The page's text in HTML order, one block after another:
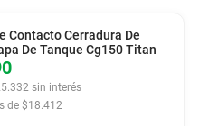
.332 sin interés
de $18.412
Contacto Cerradura De
De Tanque Cg150 Titan